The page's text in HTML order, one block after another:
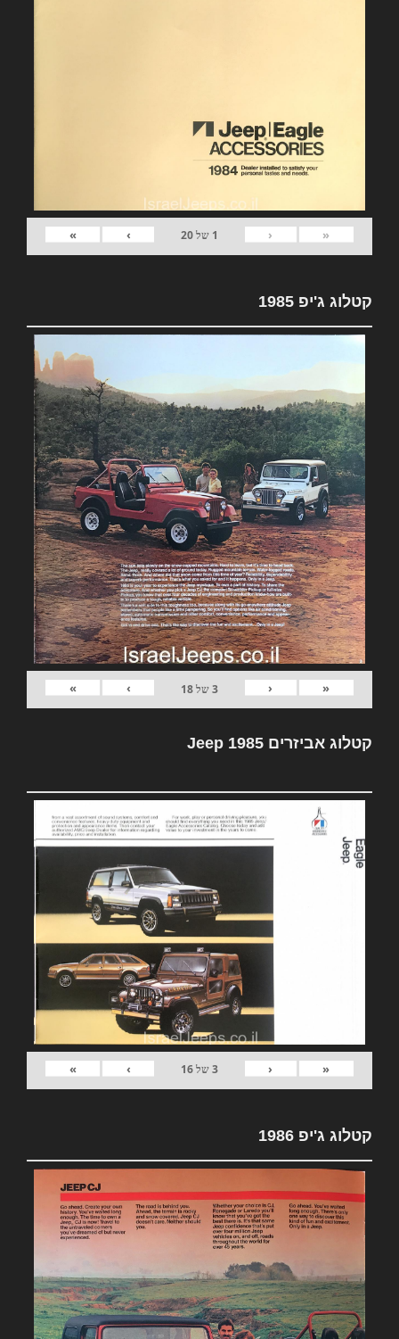
«
‹
1 של20
›
»
קטלוג ג'יפ 1985
«
‹
3של18
›
»
קטלוג אביזרים Jeep 1985
«
‹
3של16
›
»
קטלוג ג'יפ 1986